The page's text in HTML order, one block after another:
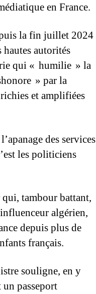
en France.
la fin juillet 2024
autorités
qui « humilie » la
» par la
et amplifiées
des services
les politiciens
tambour battant,
algérien,
depuis plus de
français.
souligne, en y
passeport